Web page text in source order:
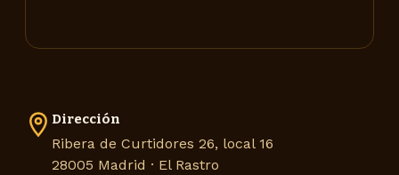
Dirección
Ribera de Curtidores 26, local 16
28005 Madrid · El Rastro